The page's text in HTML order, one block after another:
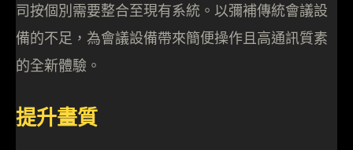
司按個別需要整合至現有系統。以彌補傳統會議設
備的不足，為會議設備帶來簡便操作且高通訊質素
的全新體驗。
提升畫質